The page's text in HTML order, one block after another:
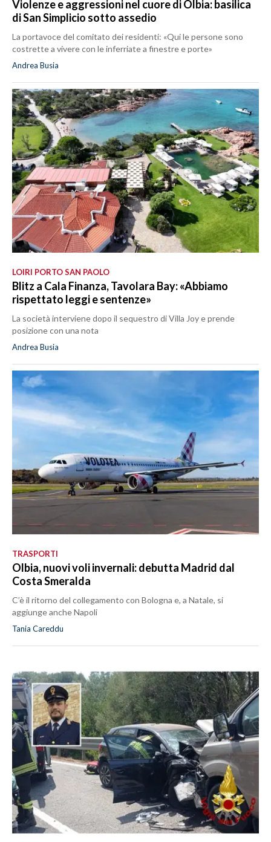
Violenze e aggressioni nel cuore di Olbia: basilica
di San Simplicio sotto assedio
La portavoce del comitato dei residenti: «Qui le persone sono
costrette a vivere con le inferriate a finestre e porte»
Andrea Busia
LOIRI PORTO SAN PAOLO
Blitz a Cala Finanza, Tavolara Bay: «Abbiamo
rispettato leggi e sentenze»
La società interviene dopo il sequestro di Villa Joy e prende
posizione con una nota
Andrea Busia
TRASPORTI
Olbia, nuovi voli invernali: debutta Madrid dal
Costa Smeralda
C’è il ritorno del collegamento con Bologna e, a Natale, si
aggiunge anche Napoli
Tania Careddu